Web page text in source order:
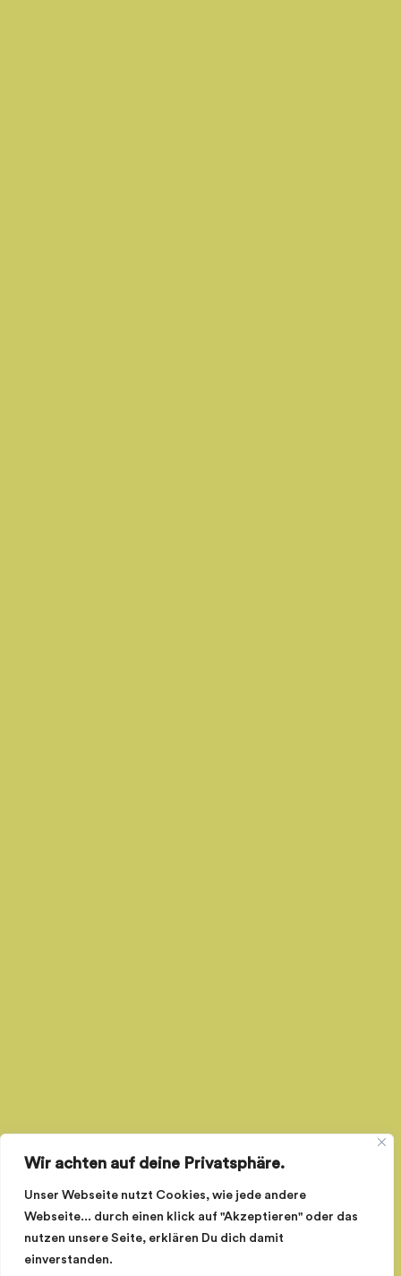
Wir achten auf deine Privatsphäre.
Unser Webseite nutzt Cookies, wie jede andere
Webseite... durch einen klick auf "Akzeptieren" oder das
nutzen unsere Seite, erklären Du dich damit
einverstanden.